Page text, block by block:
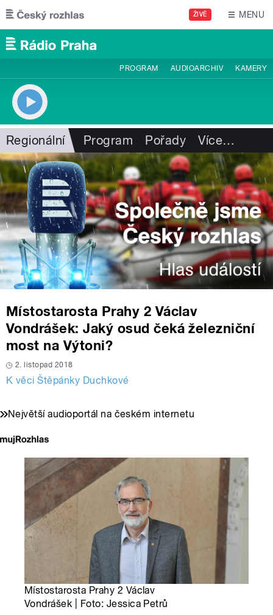
Přejít k hlavnímu obsahu
ŽIVĚ MENU
PROGRAM AUDIOARCHIV KAMERY
Regionální Program Pořady Více…
Místostarosta Prahy 2 Václav
Vondrášek: Jaký osud čeká železniční
most na Výtoni?
2. listopad 2018
K věci Štěpánky Duchkové
Největší audioportál na českém internetu
Místostarosta Prahy 2 Václav
Vondrášek | Foto: Jessica Petrů